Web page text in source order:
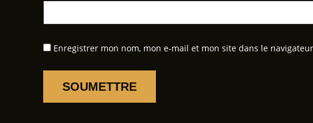
Enregistrer mon nom, mon e-mail et mon site dans le